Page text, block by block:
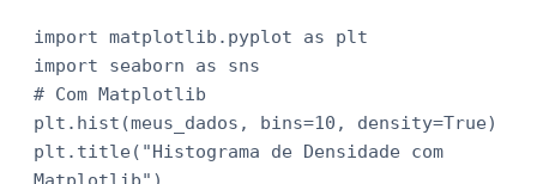
import matplotlib.pyplot as plt
import seaborn as sns
# Com Matplotlib
plt.hist(meus_dados, bins=10, density=True)
plt.title("Histograma de Densidade com